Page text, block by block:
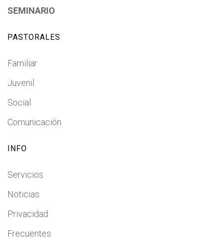
SEMINARIO
PASTORALES
Familiar
Juvenil
Social
Comunicación
INFO
Servicios
Noticias
Privacidad
Frecuentes